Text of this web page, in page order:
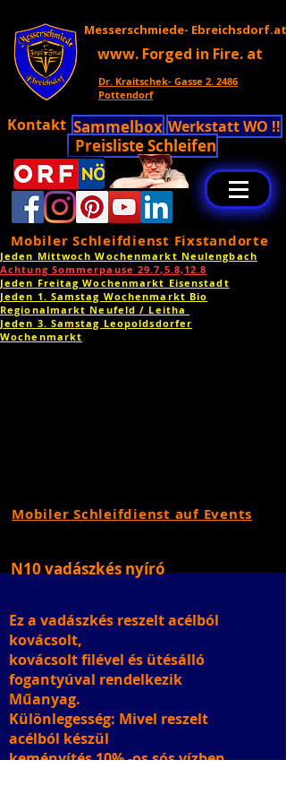
Messerschmiede- Ebreichsdorf.at
www. Forged in Fire. at
Dr. Kraitschek- Gasse 2. 2486
Pottendorf
Kontakt Sammelbox Werkstatt WO !!
Preisliste Schleifen
Mobiler Schleifdienst Fixstandorte
Jeden Mittwoch Wochenmarkt Neulengbach
Achtung Sommerpause 29.7,5.8,12.8
Jeden Freitag Wochenmarkt Eisenstadt
Jeden 1. Samstag Wochenmarkt Bio
Regionalmarkt Neufeld / Leitha
Jeden 3. Samstag Leopoldsdorfer
Wochenmarkt
Mobiler Schleifdienst auf Events
N10 vadászkés nyíró
Ez a vadászkés reszelt acélból
kovácsolt,
kovácsolt filével és ütésálló
fogantyúval rendelkezik
Műanyag.
Különlegesség: Mivel reszelt
acélból készül
keményítés 10% -os sós vízben.